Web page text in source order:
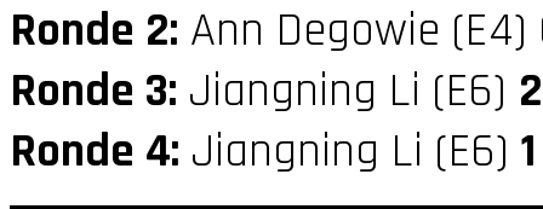
Ronde 2: Ann Degowie (E4)
Ronde 3: Jiangning Li (E6) 2
Ronde 4: Jiangning Li (E6) 1